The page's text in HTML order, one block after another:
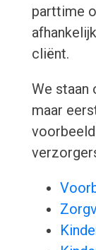
parttime
cliënt.
We staan
maar